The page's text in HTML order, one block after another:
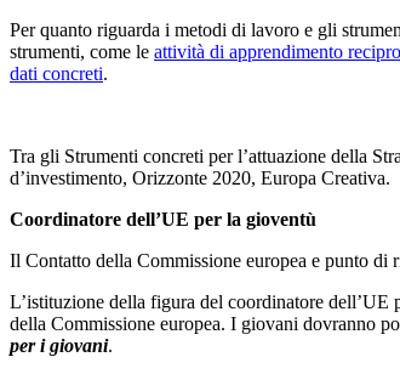
Per quanto riguarda i metodi di lavoro e gli
strumenti, come le attività di apprendimento
dati concreti.
Tra gli Strumenti concreti per l’attuazione della
d’investimento, Orizzonte 2020, Europa Creativa.
Coordinatore dell’UE per la gioventù
Il Contatto della Commissione europea e punto
L’istituzione della figura del coordinatore dell’UE
della Commissione europea. I giovani dovranno
per i giovani.